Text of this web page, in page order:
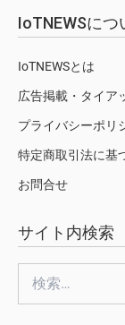
IoTNEWSにつ
IoTNEWSとは
広告掲載・タイア
プライバシーポリ
特定商取引法に基
お問合せ
サイト内検索
索: